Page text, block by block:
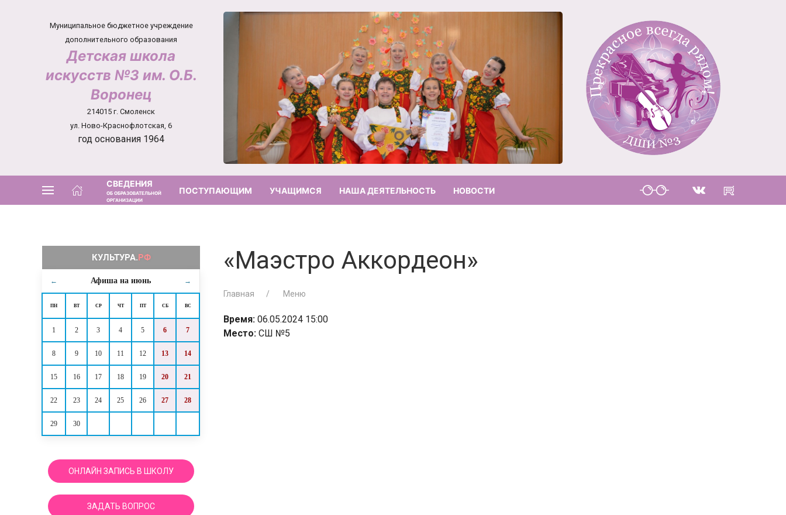
Муниципальное бюджетное учреждение
дополнительного образования
Детская школа
искусств №3 им. О.Б.
Воронец
214015 г. Смоленск
ул. Ново-Краснофлотская, 6
год основания 1964
СВЕДЕНИЯ
ОБ ОБРАЗОВАТЕЛЬНОЙ
ОРГАНИЗАЦИИ
ПОСТУПАЮЩИМ УЧАЩИМСЯ НАША ДЕЯТЕЛЬНОСТЬ НОВОСТИ
← Афиша на июнь →
ПН ВТ СР ЧТ ПТ СБ ВС
1 2 3 4 5 6 7
8 9 10 11 12 13 14
15 16 17 18 19 20 21
22 23 24 25 26 27 28
29 30
ОНЛАЙН ЗАПИСЬ В ШКОЛУ
ЗАДАТЬ ВОПРОС
«Маэстро Аккордеон»
Главная Меню
Время: 06.05.2024 15:00
Место: СШ №5